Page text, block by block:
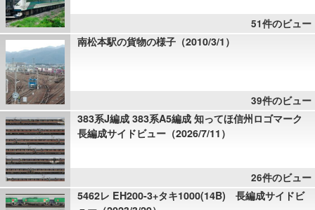
51件のビュー
南松本駅の貨物の様子（2010/3/1）
39件のビュー
383系J編成 383系A5編成 知ってほ信州ロゴマーク
長編成サイドビュー（2026/7/11）
26件のビュー
5462レ EH200-3+タキ1000(14B) 長編成サイドビ